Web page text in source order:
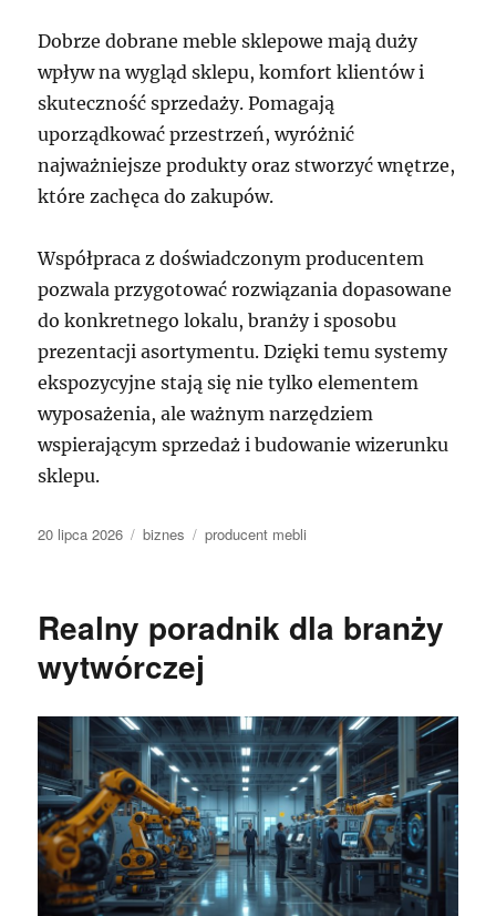
Dobrze dobrane meble sklepowe mają duży
wpływ na wygląd sklepu, komfort klientów i
skuteczność sprzedaży. Pomagają
uporządkować przestrzeń, wyróżnić
najważniejsze produkty oraz stworzyć wnętrze,
które zachęca do zakupów.
Współpraca z doświadczonym producentem
pozwala przygotować rozwiązania dopasowane
do konkretnego lokalu, branży i sposobu
prezentacji asortymentu. Dzięki temu systemy
ekspozycyjne stają się nie tylko elementem
wyposażenia, ale ważnym narzędziem
wspierającym sprzedaż i budowanie wizerunku
sklepu.
Data
20 lipca 2026 Kategorie
biznes Tagi
producent mebli
Realny poradnik dla branży
wytwórczej